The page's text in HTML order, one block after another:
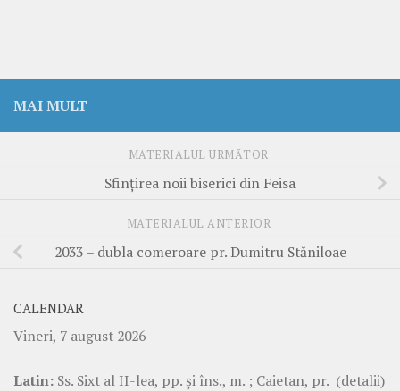
MAI MULT
MATERIALUL URMĂTOR
Sfinţirea noii biserici din Feisa
MATERIALUL ANTERIOR
2033 – dubla comeroare pr. Dumitru Stăniloae
CALENDAR
Vineri, 7 august 2026
Latin: Ss. Sixt al II-lea, pp. şi îns., m. ; Caietan, pr. (detalii)